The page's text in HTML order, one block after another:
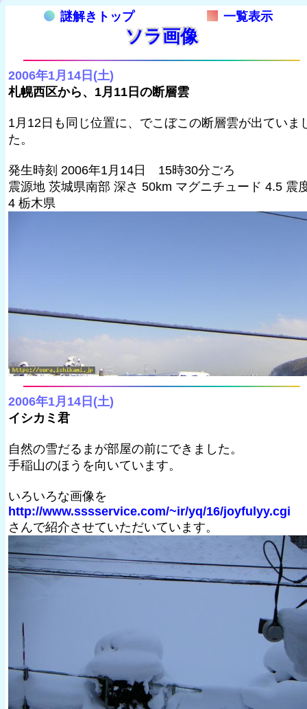
謎解きトップ 一覧表示
ソラ画像
2006年1月14日(土)
札幌西区から、1月11日の断層雲
1月12日も同じ位置に、でこぼこの断層雲が出ていま
た。
発生時刻 2006年1月14日 15時30分ごろ
震源地 茨城県南部 深さ 50km マグニチュード 4.5 震
4 栃木県
2006年1月14日(土)
イシカミ君
自然の雪だるまが部屋の前にできました。
手稲山のほうを向いています。
いろいろな画像を
http://www.sssservice.com/~ir/yq/16/joyfulyy.cgi
さんで紹介させていただいています。